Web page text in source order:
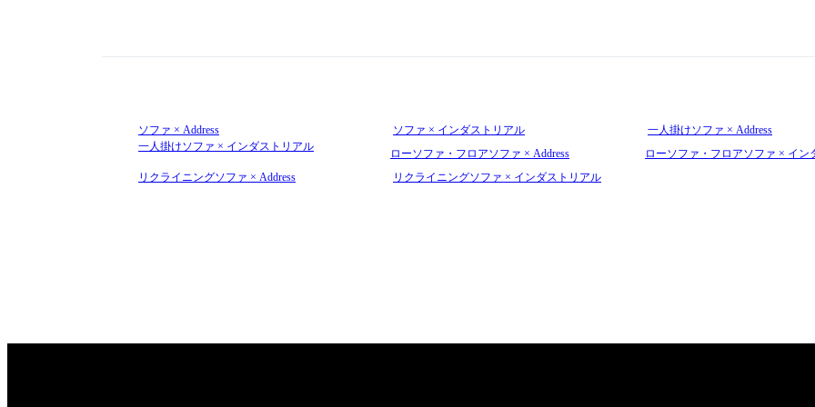
ソファ × Address ソファ × インダストリアル
一人掛けソファ × Address
一人掛けソファ × インダストリアル
ローソファ・フロアソファ × Address
ローソファ・フロアソファ × イン
リクライニングソファ × Address
リクライニングソファ × インダストリアル